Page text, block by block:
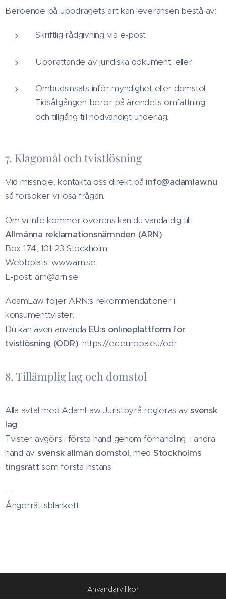
Beroende på uppdragets art kan leveransen bestå av:
Skriftlig rådgivning via e-post,
Upprättande av juridiska dokument, eller
Ombudsinsats inför myndighet eller domstol.
Tidsåtgången beror på ärendets omfattning
och tillgång till nödvändigt underlag.
7. Klagomål och tvistlösning
Vid missnöje, kontakta oss direkt på info@adamlaw.nu
så försöker vi lösa frågan.
Om vi inte kommer överens kan du vända dig till:
Allmänna reklamationsnämnden (ARN)
Box 174, 101 23 Stockholm
Webbplats: www.arn.se
E-post: arn@arn.se
AdamLaw följer ARN:s rekommendationer i
konsumenttvister.
Du kan även använda EU:s onlineplattform för
tvistlösning (ODR): https://ec.europa.eu/odr
8. Tillämplig lag och domstol
Alla avtal med AdamLaw Juristbyrå regleras avsvensk
lag.
Tvister avgörs i första hand genom förhandling, i andra
hand av svensk allmän domstol, med Stockholms
tingsrätt som första instans.
---
Ångerrättsblankett
Användarvillkor